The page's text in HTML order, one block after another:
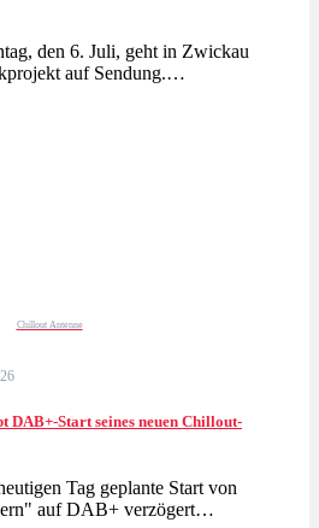
den 6. Juli, geht in Zwickau
auf Sendung.…
Chillout Antenne
DAB+-Start seines neuen Chillout-
Tag geplante Start von
auf DAB+ verzögert…